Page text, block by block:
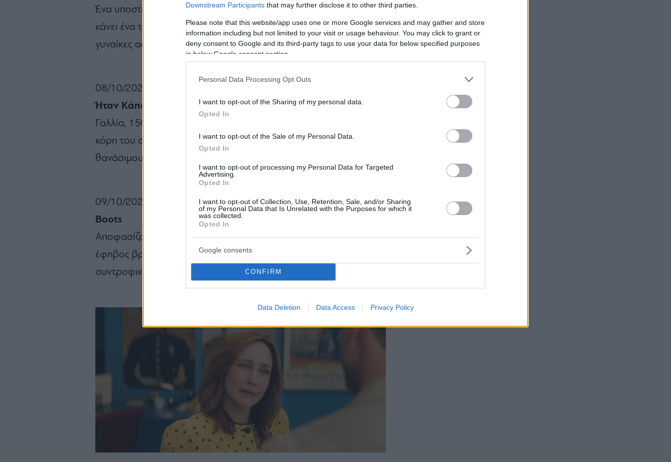
Downstream Participants that may further disclose it to other third parties.
Please note that this website/app uses one or more Google services and may gather and store
information including but not limited to your visit or usage behaviour. You may click to grant or
deny consent to Google and its third-party tags to use your data for below specified purposes
in below Google consent section.
Personal Data Processing Opt Outs
I want to opt-out of the Sharing of my personal data.
Opted In
I want to opt-out of the Sale of my Personal Data.
Opted In
I want to opt-out of processing my Personal Data for Targeted
Advertising.
Opted In
I want to opt-out of Collection, Use, Retention, Sale, and/or Sharing
of my Personal Data that Is Unrelated with the Purposes for which it
was collected.
Opted In
Google consents
CONFIRM
Data Deletion Data Access Privacy Policy
Ένα υποστελεχωμένο αστυνομικό τμήμα στη Σουηδία του 1950
κάνει ένα τολμηρό πείραμα: συστήνει την πρώτη ομάδα με
γυναίκες αστυνομικούς. Βασισμένο σε πραγματικά γεγονότα.
08/10/2025
Ήταν Κάποτε ένας Δολοφόνος
Γαλλία, 1504. Ένας αδίστακτος δολοφόνος το σκάει με τη χαμένη
κόρη του στην προσπάθειά του να την προστατέψει από
θανάσιμους εχθρούς και μοχθηρές δυνάμεις.
09/10/2025
Boots
Αποφασίζοντας να καταταγεί στους Πεζοναύτες, ένας ψαρωμένος
έφηβος βρίσκει νέο νόημα στη ζωή –και αναπάντεχη
συντροφικότητα– ανάμεσα στους άλλους νεοσύλλεκτους.